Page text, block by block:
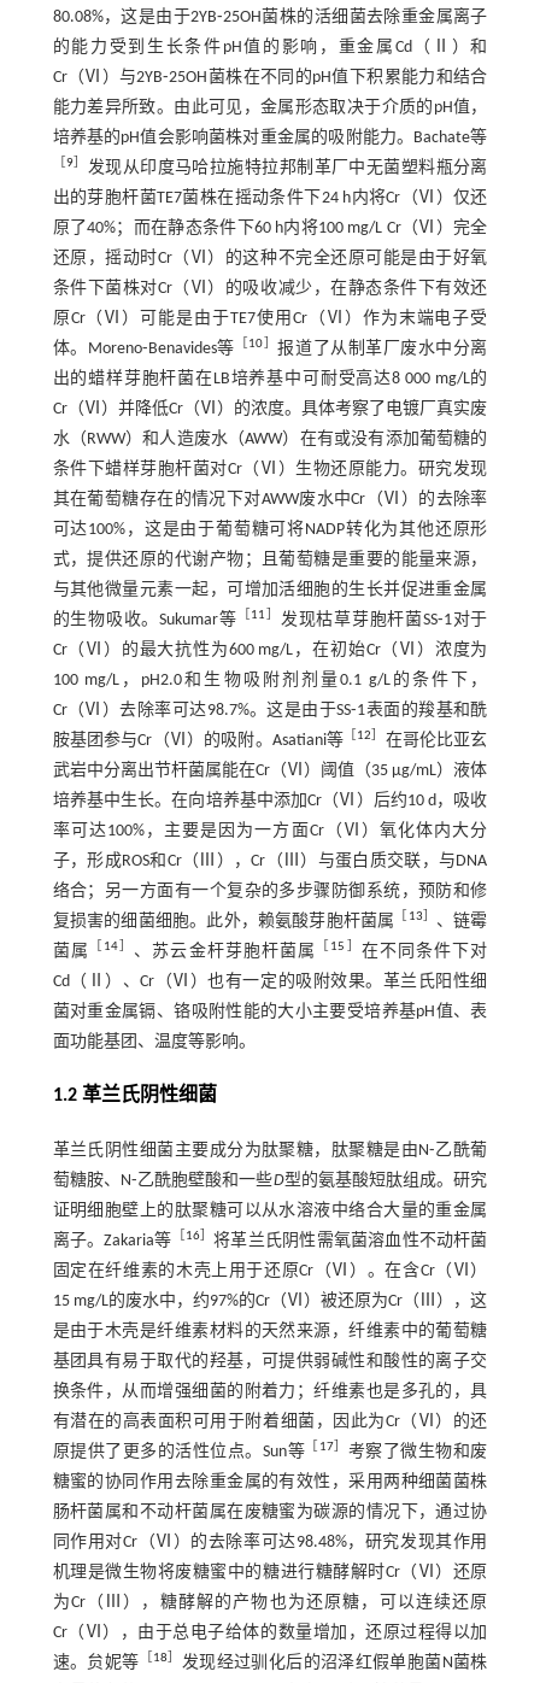
80.08%，这是由于2YB⁃25OH菌株的活细菌去除重金属离子
的能力受到生长条件pH值的影响，重金属Cd（Ⅱ）和
Cr（Ⅵ）与2YB⁃25OH菌株在不同的pH值下积累能力和结合
能力差异所致。由此可见，金属形态取决于介质的pH值，
培养基的pH值会影响菌株对重金属的吸附能力。Bachate等
［9
发现从印度马哈拉施特拉邦制革厂中无菌塑料瓶分离
出的芽胞杆菌TE7菌株在摇动条件下24 h内将Cr（Ⅵ）仅还
原了40%；而在静态条件下60 h内将100 mg/L Cr（Ⅵ）完全
还原，摇动时Cr（Ⅵ）的这种不完全还原可能是由于好氧
条件下菌株对Cr（Ⅵ）的吸收减少，在静态条件下有效还
原Cr（Ⅵ）可能是由于TE7使用Cr（Ⅵ）作为末端电子受
体。Moreno⁃Benavides等
10 ］报道了从制革厂废水中分离
出的蜡样芽胞杆菌在LB培养基中可耐受高达8 000 mg/L的
Cr（Ⅵ）并降低Cr（Ⅵ）的浓度。具体考察了电镀厂真实废
水（RWW）和人造废水（AWW）在有或没有添加葡萄糖的
条件下蜡样芽胞杆菌对Cr（Ⅵ）生物还原能力。研究发现
其在葡萄糖存在的情况下对AWW废水中Cr（Ⅵ）的去除率
可达100%，这是由于葡萄糖可将NADP转化为其他还原形
式，提供还原的代谢产物；且葡萄糖是重要的能量来源，
与其他微量元素一起，可增加活细胞的生长并促进重金属
的生物吸收。Sukumar等
11
发现枯草芽胞杆菌SS⁃1对于
Cr（Ⅵ）的最大抗性为600 mg/L，在初始Cr（Ⅵ）浓度为
100 mg/L，pH2.0和生物吸附剂剂量0.1 g/L的条件下，
Cr（Ⅵ）去除率可达98.7%。这是由于SS⁃1表面的羧基和酰
胺基团参与Cr（Ⅵ）的吸附。Asatiani等
12
在哥伦比亚玄
武岩中分离出节杆菌属能在Cr（Ⅵ）阈值（35 μg/mL）液体
培养基中生长。在向培养基中添加Cr（Ⅵ）后约10 d，吸收
率可达100%，主要是因为一方面Cr（Ⅵ）氧化体内大分
子，形成ROS和Cr（Ⅲ），Cr（Ⅲ）与蛋白质交联，与DNA
络合；另一方面有一个复杂的多步骤防御系统，预防和修
复损害的细菌细胞。此外，赖氨酸芽胞杆菌属
13
、链霉
菌属
14］ 、苏云金杆芽胞杆菌属 15
在不同条件下对
Cd（Ⅱ）、Cr（Ⅵ）也有一定的吸附效果。革兰氏阳性细
菌对重金属镉、铬吸附性能的大小主要受培养基pH值、表
面功能基团、温度等影响。
1.2 革兰氏阴性细菌
革兰氏阴性细菌主要成分为肽聚糖，肽聚糖是由N⁃乙酰葡
萄糖胺、N⁃乙酰胞壁酸和一些D型的氨基酸短肽组成。研究
证明细胞壁上的肽聚糖可以从水溶液中络合大量的重金属
离子。Zakaria等
16］将革兰氏阴性需氧菌溶血性不动杆菌
固定在纤维素的木壳上用于还原Cr（Ⅵ）。在含Cr（Ⅵ）
15 mg/L的废水中，约97%的Cr（Ⅵ）被还原为Cr（Ⅲ），这
是由于木壳是纤维素材料的天然来源，纤维素中的葡萄糖
基团具有易于取代的羟基，可提供弱碱性和酸性的离子交
换条件，从而增强细菌的附着力；纤维素也是多孔的，具
有潜在的高表面积可用于附着细菌，因此为Cr（Ⅵ）的还
原提供了更多的活性位点。Sun等
17］ 考察了微生物和废
糖蜜的协同作用去除重金属的有效性，采用两种细菌菌株
肠杆菌属和不动杆菌属在废糖蜜为碳源的情况下，通过协
同作用对Cr（Ⅵ）的去除率可达98.48%，研究发现其作用
机理是微生物将废糖蜜中的糖进行糖酵解时Cr（Ⅵ）还原
为Cr（Ⅲ），糖酵解的产物也为还原糖，可以连续还原
Cr（Ⅵ），由于总电子给体的数量增加，还原过程得以加
速。贠妮等
18
发现经过驯化后的沼泽红假单胞菌N菌株